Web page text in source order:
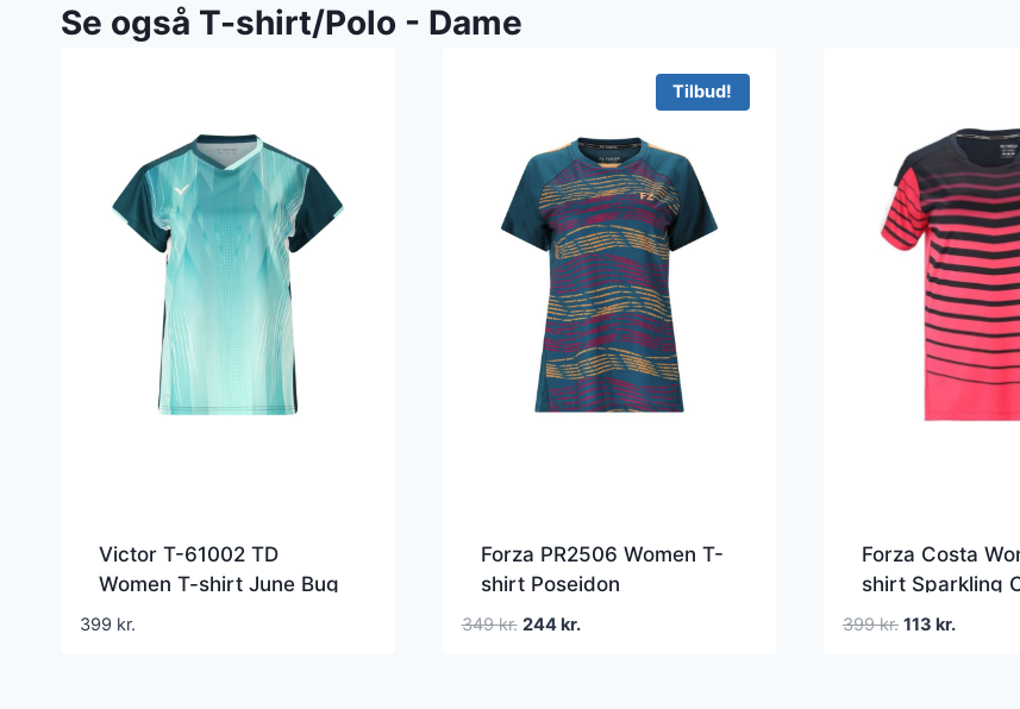
Se også T-shirt/Polo - Dame
Victor T-61002 TD
Women T-shirt June Bug
399 kr.
Tilbud!
Forza PR2506 Women T-
shirt Poseidon
349kr. Den
244kr.Den
Forza Costa
shirt Sparkling
399kr. Den
113 kr.Den